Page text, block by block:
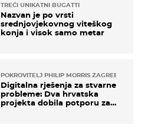
TREĆI UNIKATNI BUGATTI
Nazvan je po vrsti
srednjovjekovnog viteškog
konja i visok samo metar
POKROVITELJ PHILIP MORRIS ZAGREB
Digitalna rješenja za stvarne
probleme: Dva hrvatska
projekta dobila potporu za